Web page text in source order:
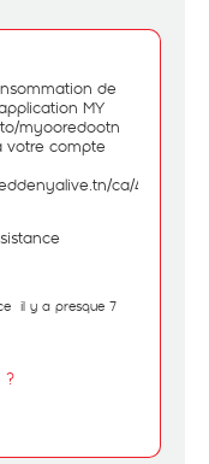
de
MY
myooredootn
votre compte
ca/4gplans/
il y a presque 7
?